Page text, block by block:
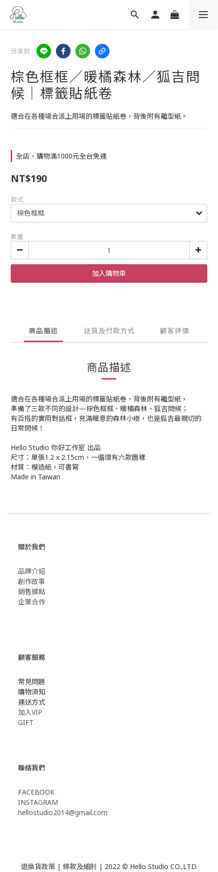
分享到
棕色框框／暖橘森林／狐吉問
候｜標籤貼紙卷
適合在各種場合派上用場的標籤貼紙卷，背後附有離型紙。
全店，購物滿1000元全台免運
NT$190
款式
數量
加入購物車
商品描述 送貨及付款方式 顧客評價
商品描述
適合在各種場合派上用場的標籤貼紙卷，背後附有離型紙，
準備了三款不同的設計—棕色框框、暖橘森林、狐吉問候；
有百搭的實用對話框，充滿暖意的森林小樹，也是狐吉最親切的
日常問候！
Hello Studio 你好工作室 出品
尺寸：單張1.2 x 2.15cm、一循環有六款圖樣
材質：模造紙，可書寫
Made in Taiwan
關於我們
品牌介紹
創作故事
​銷售據點
企業合作
顧客服務
常見問題
購物須知
運送方式
加入VIP
GIFT
聯絡我們
FACEBOOK
INSTAGRAM
hellostudio2014@gmail.com
退換貨政策| 條款及細則 | 2022 © Hello Studio CO.,LTD.